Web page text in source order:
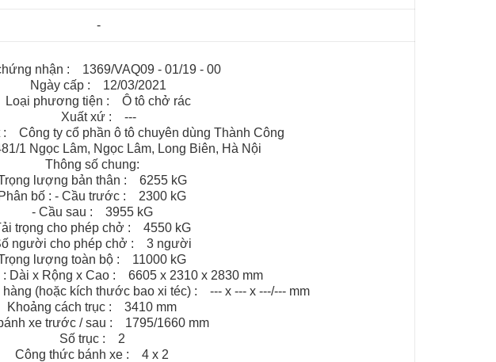
-
nhận : 1369/VAQ09 - 01/19 - 00
Ngày cấp : 12/03/2021
Loại phương tiện : Ô tô chở rác
Xuất xứ : ---
Công ty cổ phần ô tô chuyên dùng Thành Công
1 Ngọc Lâm, Ngọc Lâm, Long Biên, Hà Nội
Thông số chung:
lượng bản thân : 6255 kG
Phân bố : - Cầu trước : 2300 kG
- Cầu sau : 3955 kG
trọng cho phép chở : 4550 kG
người cho phép chở : 3 người
lượng toàn bộ : 11000 kG
: Dài x Rộng x Cao : 6605 x 2310 x 2830 mm
hàng (hoặc kích thước bao xi téc) : --- x --- x ---/--- mm
Khoảng cách trục : 3410 mm
xe trước / sau : 1795/1660 mm
Số trục : 2
Công thức bánh xe : 4 x 2